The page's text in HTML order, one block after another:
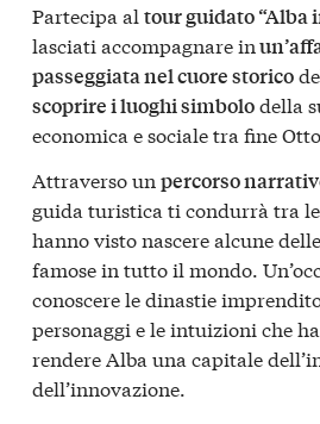
Partecipa al tour guidato “Alba
lasciati accompagnare in
passeggiata nel cuore storico
scoprire i luoghi simbolodella
economica e sociale tra fine
Attraverso un percorso
guida turistica ti condurrà tra le
hanno visto nascere alcune
famose in tutto il mondo.
conoscere le dinastie
personaggi e le intuizioni che
rendere Alba una capitale
dell’innovazione.